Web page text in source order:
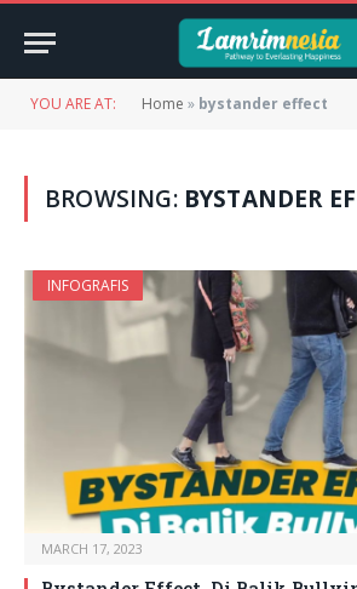
YOU ARE AT: Home » bystander effect
BROWSING: BYSTANDER
INFOGRAFIS
MARCH 17, 2023